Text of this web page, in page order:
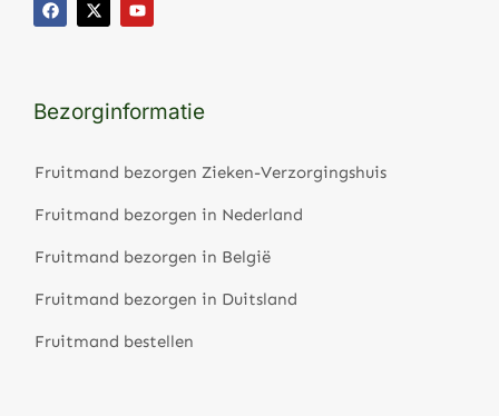
Bezorginformatie
Fruitmand bezorgen Zieken-Verzorgingshuis
Fruitmand bezorgen in Nederland
Fruitmand bezorgen in België
Fruitmand bezorgen in Duitsland
Fruitmand bestellen